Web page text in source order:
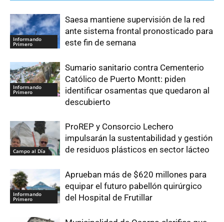
Informando
Primero
Saesa mantiene supervisión de la red
ante sistema frontal pronosticado para
este fin de semana
Informando
Primero
Sumario sanitario contra Cementerio
Católico de Puerto Montt: piden
identificar osamentas que quedaron al
descubierto
Campo al Día
ProREP y Consorcio Lechero
impulsarán la sustentabilidad y gestión
de residuos plásticos en sector lácteo
Informando
Primero
Aprueban más de $620 millones para
equipar el futuro pabellón quirúrgico
del Hospital de Frutillar